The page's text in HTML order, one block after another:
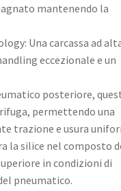
mantenendo la
Una carcassa ad
eccezionale e un
posteriore,
permettendo una
trazione e usura
la silice nel composto
in condizioni di
pneumatico.